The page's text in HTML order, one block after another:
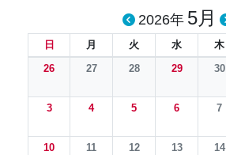
2026年 5月
日 月 火 水 木
26
27 28 29 30
3 4 5 6 7
10 11 12 13 14